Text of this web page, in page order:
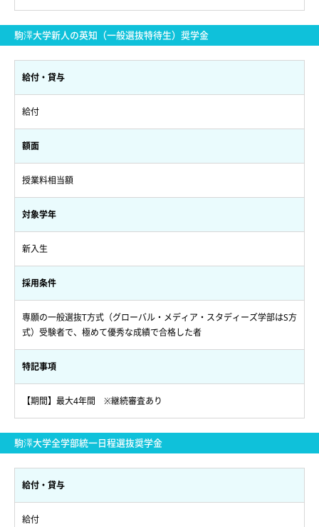
駒澤大学新人の英知（一般選抜特待生）奨学金
給付・貸与
給付
額面
授業料相当額
対象学年
新入生
採用条件
専願の一般選抜T方式（グローバル・メディア・スタディーズ学部はS方
式）受験者で、極めて優秀な成績で合格した者
特記事項
【期間】最大4年間 ※継続審査あり
駒澤大学全学部統一日程選抜奨学金
給付・貸与
給付